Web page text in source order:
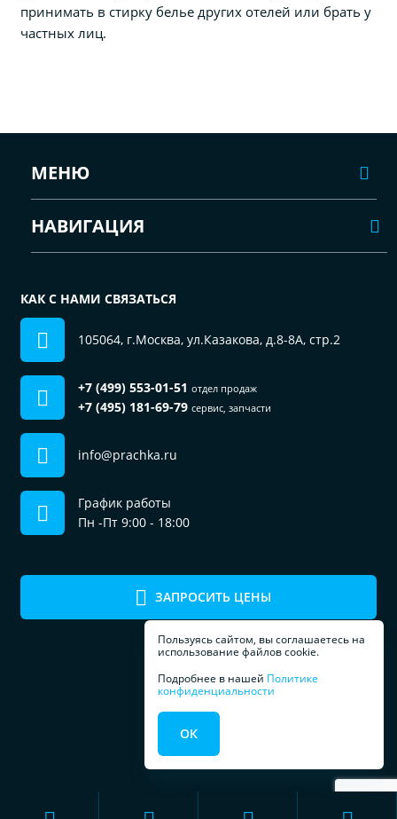
принимать в стирку белье других отелей или брать у
частных лиц.
Пользуясь сайтом, вы соглашаетесь на
использование файлов cookie.
Подробнее в нашей Политике
конфиденциальности
ОК
ПРОФЕССИОНАЛЬНОЕ
ДЛЯ ПРАЧЕЧЕЧНЫХ
ЗАПРОСИТЬ ЦЕНЫ
МЕНЮ
НАВИГАЦИЯ
КАК С НАМИ СВЯЗАТЬСЯ
105064, г.Москва, ул.Казакова, д.8-8А, стр.2
+7 (499) 553-01-51 отдел продаж
+7 (495) 181-69-79 сервис, запчасти
info@prachka.ru
График работы
Пн -Пт 9:00 - 18:00